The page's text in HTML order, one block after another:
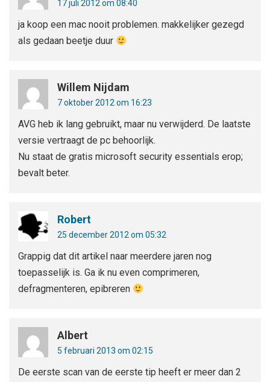
17 juli 2012 om 08:40
ja koop een mac nooit problemen. makkelijker gezegd
als gedaan beetje duur
Willem Nijdam
7 oktober 2012 om 16:23
AVG heb ik lang gebruikt, maar nu verwijderd. De laatste
versie vertraagt de pc behoorlijk.
Nu staat de gratis microsoft security essentials erop;
bevalt beter.
Robert
25 december 2012 om 05:32
Grappig dat dit artikel naar meerdere jaren nog
toepasselijk is. Ga ik nu even comprimeren,
defragmenteren, epibreren
Albert
5 februari 2013 om 02:15
De eerste scan van de eerste tip heeft er meer dan 2